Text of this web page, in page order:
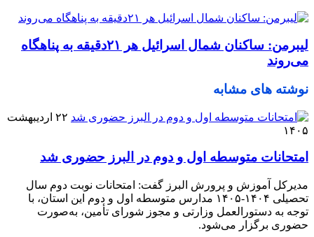
لیبرمن: ساکنان شمال اسرائیل هر ۲۱دقیقه به پناهگاه
می‌روند
نوشته های مشابه
۲۲ اردیبهشت
۱۴۰۵
امتحانات متوسطه اول و دوم در البرز حضوری شد
مدیرکل آموزش و پرورش البرز گفت: امتحانات نوبت دوم سال
تحصیلی ۱۴۰۴-۱۴۰۵ مدارس متوسطه اول و دوم این استان، با
توجه به دستورالعمل وزارتی و مجوز شورای تأمین، به‌صورت
حضوری برگزار می‌شود.